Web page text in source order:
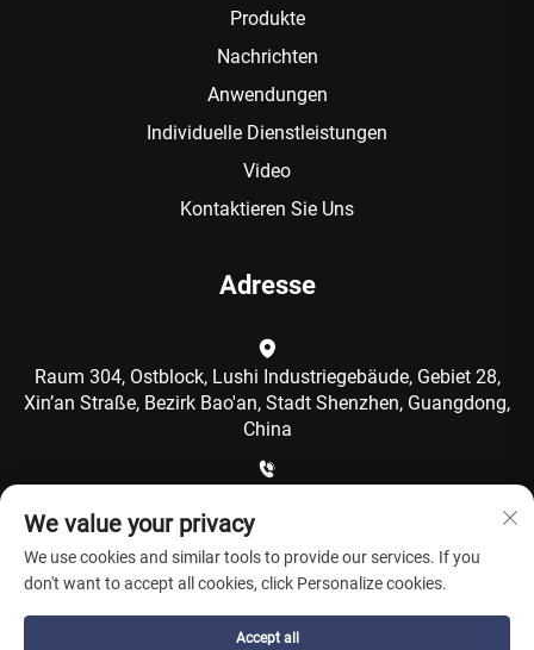
Produkte
Nachrichten
Anwendungen
Individuelle Dienstleistungen
Video
Kontaktieren Sie Uns
Adresse
Raum 304, Ostblock, Lushi Industriegebäude, Gebiet 28,
Xin’an Straße, Bezirk Bao'an, Stadt Shenzhen, Guangdong,
China
[email protected]
We value your privacy
We use cookies and similar tools to provide our services. If you
don't want to accept all cookies, click Personalize cookies.
Accept all